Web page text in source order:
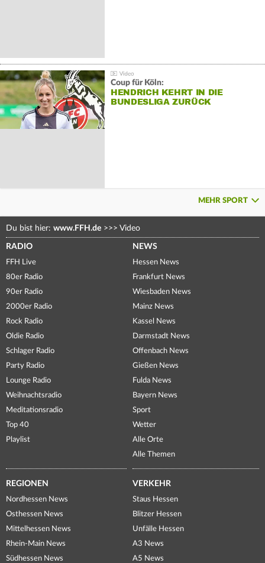
Coup für Köln:
HENDRICH KEHRT IN DIE
BUNDESLIGA ZURÜCK
MEHR SPORT
Du bist hier: www.FFH.de >>> Video
RADIO
FFH Live
80er Radio
90er Radio
2000er Radio
Rock Radio
Oldie Radio
Schlager Radio
Party Radio
Lounge Radio
Weihnachtsradio
Meditationsradio
Top 40
Playlist
NEWS
Hessen News
Frankfurt News
Wiesbaden News
Mainz News
Kassel News
Darmstadt News
Offenbach News
Gießen News
Fulda News
Bayern News
Sport
Wetter
Alle Orte
Alle Themen
REGIONEN
Nordhessen News
Osthessen News
Mittelhessen News
Rhein-Main News
Südhessen News
VERKEHR
Staus Hessen
Blitzer Hessen
Unfälle Hessen
A3 News
A5 News